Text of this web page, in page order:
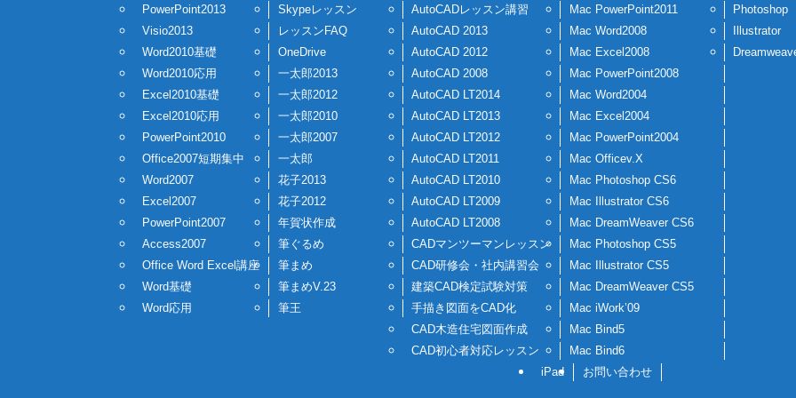
PowerPoint2013
Visio2013
Word2010基礎
Word2010応用
Excel2010基礎
Excel2010応用
PowerPoint2010
Office2007短期集中
Word2007
Excel2007
PowerPoint2007
Access2007
Office Word Excel講座
Word基礎
Word応用
Skypeレッスン
レッスンFAQ
OneDrive
一太郎2013
一太郎2012
一太郎2010
一太郎2007
一太郎
花子2013
花子2012
年賀状作成
筆ぐるめ
筆まめ
筆まめV.23
筆王
AutoCADレッスン講習
AutoCAD 2013
AutoCAD 2012
AutoCAD 2008
AutoCAD LT2014
AutoCAD LT2013
AutoCAD LT2012
AutoCAD LT2011
AutoCAD LT2010
AutoCAD LT2009
AutoCAD LT2008
CADマンツーマンレッスン
CAD研修会・社内講習会
建築CAD検定試験対策
手描き図面をCAD化
CAD木造住宅図面作成
CAD初心者対応レッスン
Mac PowerPoint2011
Mac Word2008
Mac Excel2008
Mac PowerPoint2008
Mac Word2004
Mac Excel2004
Mac PowerPoint2004
Mac Officev.X
Mac Photoshop CS6
Mac Illustrator CS6
Mac DreamWeaver CS6
Mac Photoshop CS5
Mac Illustrator CS5
Mac DreamWeaver CS5
Mac iWork’09
Mac Bind5
Mac Bind6
Photoshop
Illustrator
iPad お問い合わせ